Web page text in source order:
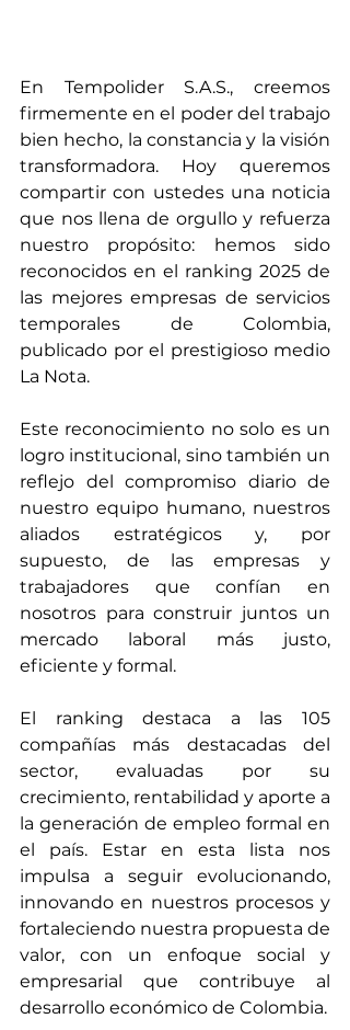
En Tempolider S.A.S., creemos
firmemente en el poder del trabajo
bien hecho, la constancia y la visión
transformadora. Hoy queremos
compartir con ustedes una noticia
que nos llena de orgullo y refuerza
nuestro propósito: hemos sido
reconocidos en el ranking 2025 de
las mejores empresas de servicios
temporales de Colombia,
publicado por el prestigioso medio
La Nota.
Este reconocimiento no solo es un
logro institucional, sino también un
reflejo del compromiso diario de
nuestro equipo humano, nuestros
aliados estratégicos y, por
supuesto, de las empresas y
trabajadores que confían en
nosotros para construir juntos un
mercado laboral más justo,
eficiente y formal.
El ranking destaca a las 105
compañías más destacadas del
sector, evaluadas por su
crecimiento, rentabilidad y aporte a
la generación de empleo formal en
el país. Estar en esta lista nos
impulsa a seguir evolucionando,
innovando en nuestros procesos y
fortaleciendo nuestra propuesta de
valor, con un enfoque social y
empresarial que contribuye al
desarrollo económico de Colombia.